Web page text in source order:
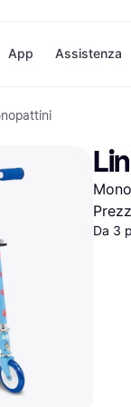
Opzioni di
Paga in 3 rate
Paga dopo 30 giorni
Finanziamento
Negozi
Unieuro
Media
eBay
Zalando
App Assistenza
Da 3